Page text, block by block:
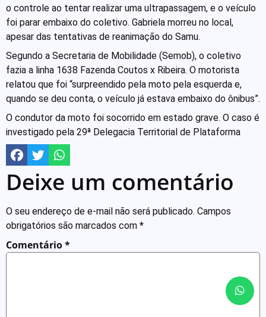
o controle ao tentar realizar uma ultrapassagem, e o veículo
foi parar embaixo do coletivo. Gabriela morreu no local,
apesar das tentativas de reanimação do Samu.
Segundo a Secretaria de Mobilidade (Semob), o coletivo
fazia a linha 1638 Fazenda Coutos x Ribeira. O motorista
relatou que foi “surpreendido pela moto pela esquerda e,
quando se deu conta, o veículo já estava embaixo do ônibus”.
O condutor da moto foi socorrido em estado grave. O caso é
investigado pela 29ª Delegacia Territorial de Plataforma
Deixe um comentário
O seu endereço de e-mail não será publicado. Campos
obrigatórios são marcados com *
Comentário*